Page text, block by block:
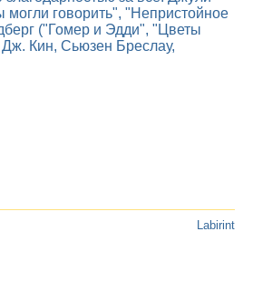
говорить", "Непристойное
("Гомер и Эдди", "Цветы
Кин, Сьюзен Бреслау,
Labirint